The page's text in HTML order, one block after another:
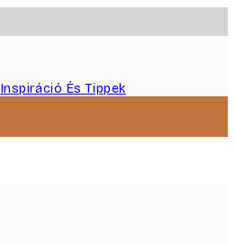
Inspiráció És Tippek